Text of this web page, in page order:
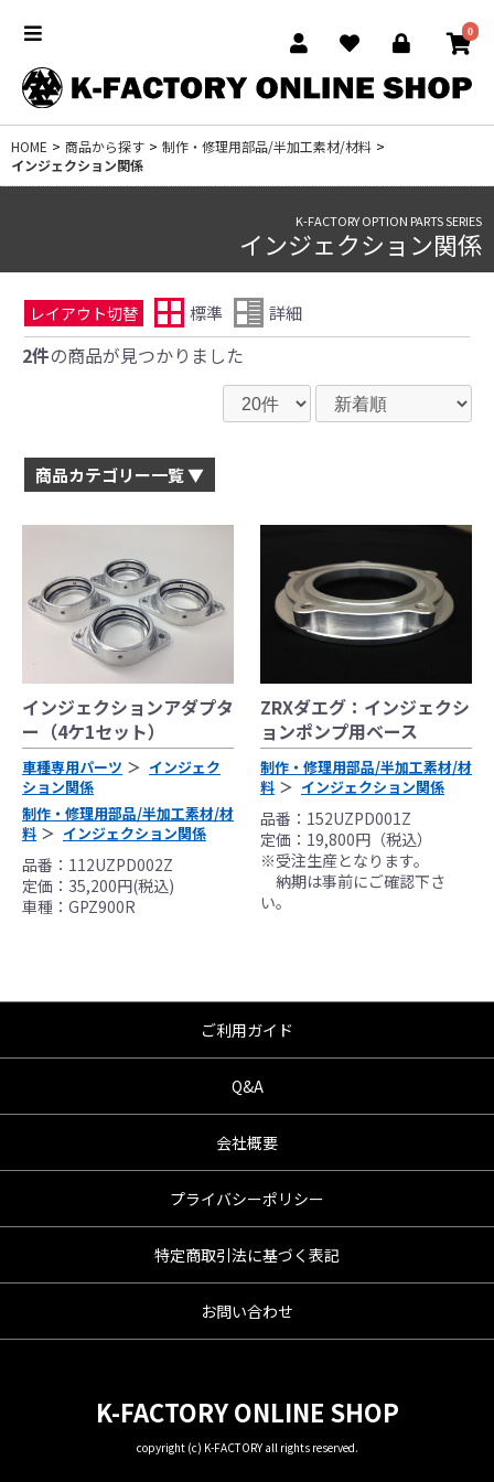
0
HOME > 商品から探す > 制作・修理用部品/半加工素材/材料 >
インジェクション関係
K-FACTORY OPTION PARTS SERIES
インジェクション関係
レイアウト切替 標準 詳細
2件の商品が見つかりました
商品カテゴリー一覧
インジェクションアダプタ
ー（4ケ1セット）
車種専用パーツ
インジェク
ション関係
制作・修理用部品/半加工素材/材
料
インジェクション関係
品番：112UZPD002Z
定価：35,200円(税込)
車種：GPZ900R
ZRXダエグ：インジェクシ
ョンポンプ用ベース
制作・修理用部品/半加工素材/材
料
インジェクション関係
品番：152UZPD001Z
定価：19,800円（税込）
※受注生産となります。
納期は事前にご確認下さ
い。
●当HP内では、マフラーの取付けイメージをわ
り公道（※）での使用は出来ません。
ではございません。
レースでの使用に際しては、主催者が発行す
る競技規則を確認の上、お客様ご自身の判断
により装着をお願い致します。
●取り付けについては専門の資格と知識・経験
を有した整備士が、指定のサービスマニュア
ル、指定の基準に基づいた取り付けを行って
ください。
なお、取付時、使用時、その他で起きた全て
の事故、故障に対し保険、保証等は一切無
●商品の仕様・価格につきましては事前の予告
無く変更となる場合がありますので了承願い
ご利用ガイド
Q&A
会社概要
プライバシーポリシー
特定商取引法に基づく表記
お問い合わせ
K-FACTORY ONLINE SHOP
copyright (c) K-FACTORY all rights reserved.